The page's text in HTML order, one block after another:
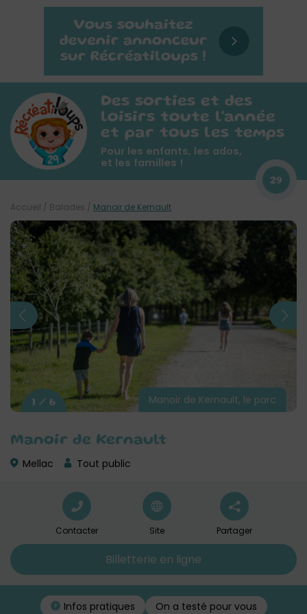
Des sorties et des
loisirs toute l'année
et par tous les temps
Pour les enfants, les ados,
et les familles !
29
Manoir de Kernault
Mellac Tout public
Manoir de Kernault, le parc
1 / 6
Accueil / Balades / Manoir de Kernault
Contacter Site Partager
Billetterie en ligne
Infos pratiques On a testé pour vous